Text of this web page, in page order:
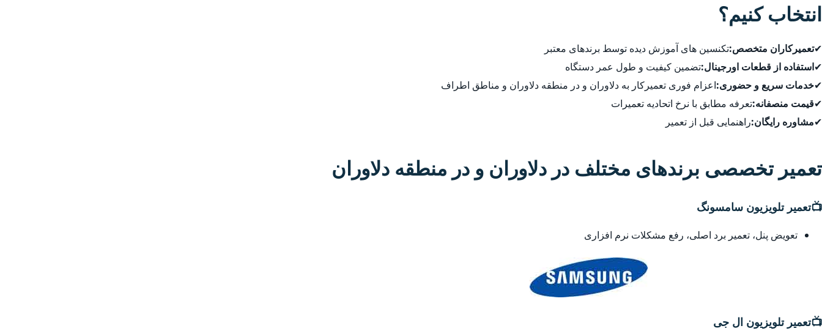
انتخاب کنیم؟
✔تعمیرکاران متخصص:تکنسین های آموزش دیده توسط برندهای معتبر
✔استفاده از قطعات اورجینال:تضمین کیفیت و طول عمر دستگاه
✔خدمات سریع و حضوری:اعزام فوری تعمیرکار به دلاوران و در منطقه دلاوران و مناطق اطراف
✔قیمت منصفانه:تعرفه مطابق با نرخ اتحادیه تعمیرات
✔مشاوره رایگان:راهنمایی قبل از تعمیر
تعمیر تخصصی برندهای مختلف در دلاوران و در منطقه دلاوران
📺تعمیر تلویزیون سامسونگ
تعویض پنل، تعمیر برد اصلی، رفع مشکلات نرم افزاری
📺تعمیر تلویزیون ال جی